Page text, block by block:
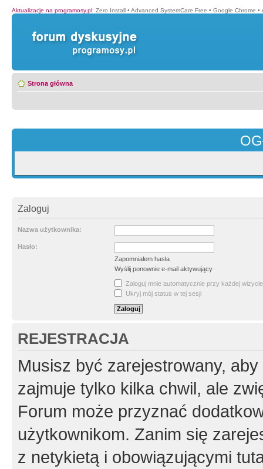
Aktualizacje na programosy.pl: Zero Install • Advanced SystemCare Free • Google Chrome •
Strona główna
Zaloguj
Nazwa użytkownika:
Hasło:
Zapomniałem hasła
Wyślij ponownie e-mail aktywujący
Zaloguj mnie automatycznie przy każdej wizycie
Ukryj mój status w tej sesji
REJESTRACJA
Musisz być zarejestrowany,
zajmuje tylko kilka chwil, ale
Forum może przyznać
użytkownikom. Zanim się
z netykietą i obowiązującymi